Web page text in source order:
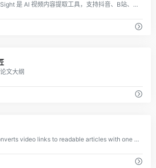
轻析 LiteSight 是 AI 视频内容提取工具，支持抖音、B站、快手、小红书、微博链接解析，一键完成短视频文案提取、结构化大纲生成与思维导图导出。
文大纲
Viddo converts video links to readable articles with one click. Support for TikT